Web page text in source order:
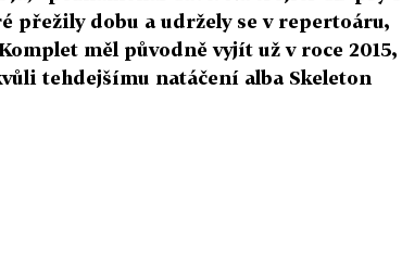
přežily dobu a udržely se v repertoáru,
měl původně vyjít už v roce 2015,
tehdejšímu natáčení alba Skeleton